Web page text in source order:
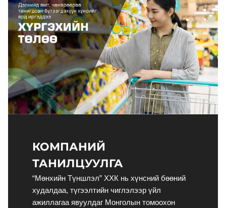
КОМПАНИЙ
ТАНИЛЦУУЛГА
“Мөнхийн Түншлэл” ХХК нь хүнсний бөөний
худалдаа, түгээлтийн чиглэлээр үйл
ажиллагаа явуулдаг Монголын томоохон